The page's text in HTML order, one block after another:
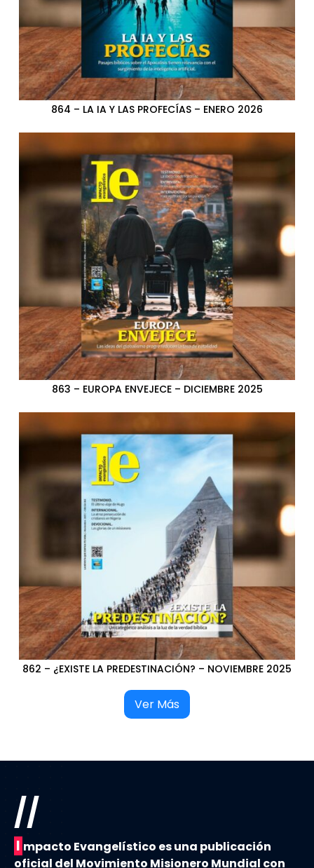
864 – LA IA Y LAS PROFECÍAS – ENERO 2026
863 – EUROPA ENVEJECE – DICIEMBRE 2025
862 – ¿EXISTE LA PREDESTINACIÓN? – NOVIEMBRE 2025
Ver Más
//
I mpacto Evangelístico es una publicación
oficial del Movimiento Misionero Mundial con